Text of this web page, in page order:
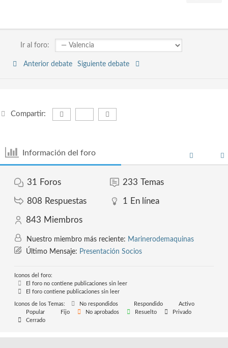
Ir al foro:
Anterior debate Siguiente debate
Compartir:
Información del foro
31 Foros 233 Temas
808 Respuestas 1 En línea
843 Miembros
Nuestro miembro más reciente: Marinerodemaquinas
Último Mensaje: Presentación Socios
Iconos del foro:
El foro no contiene publicaciones sin leer
El foro contiene publicaciones sin leer
Iconos de los Temas: No respondidos Respondido
Activo
Popular
Fijo No aprobados Resuelto
Privado
Cerrado